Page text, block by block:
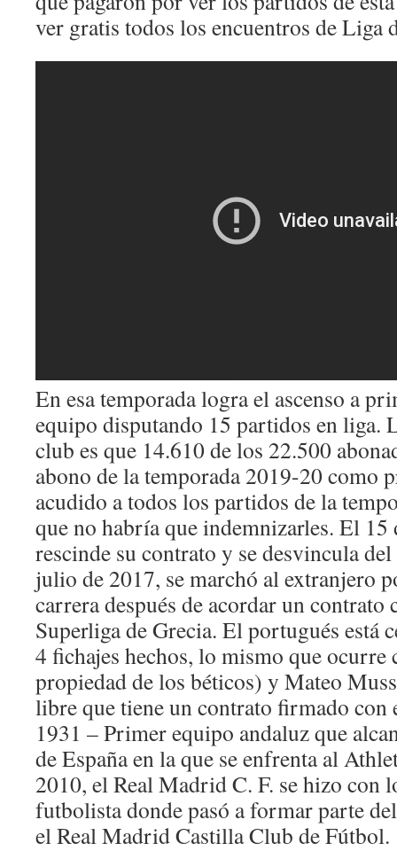
ver gratis todos los encuentros de Liga
En esa temporada logra el ascenso a
equipo disputando 15 partidos en liga.
club es que 14.610 de los 22.500
abono de la temporada 2019-20 como
acudido a todos los partidos de la
que no habría que indemnizarles. El
rescinde su contrato y se desvincula
julio de 2017, se marchó al extranjero
carrera después de acordar un
Superliga de Grecia. El portugués está
4 fichajes hechos, lo mismo que
propiedad de los béticos) y Mateo
libre que tiene un contrato firmado con
1931 – Primer equipo andaluz que
de España en la que se enfrenta al
2010, el Real Madrid C. F. se hizo con
futbolista donde pasó a formar parte
el Real Madrid Castilla Club de Fútbol.